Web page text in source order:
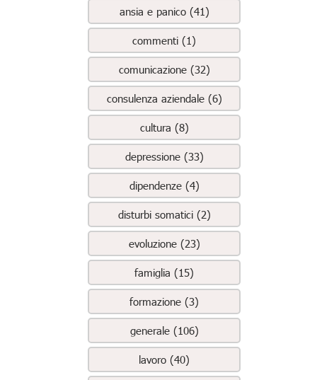
ansia e panico (41)
commenti (1)
comunicazione (32)
consulenza aziendale (6)
cultura (8)
depressione (33)
dipendenze (4)
disturbi somatici (2)
evoluzione (23)
famiglia (15)
formazione (3)
generale (106)
lavoro (40)